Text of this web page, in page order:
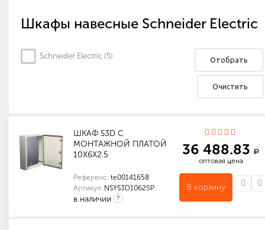
Шкафы навесные Schneider Electric
Отобрать
Очистить
Schneider Electric (5)
ШКАФ S3D С
МОНТАЖНОЙ ПЛАТОЙ
10Х6Х2.5
Референс: te00141658
Артикул: NSYS3D10625P
в наличии ?
36 488.83 a
оптовая цена
В корзину